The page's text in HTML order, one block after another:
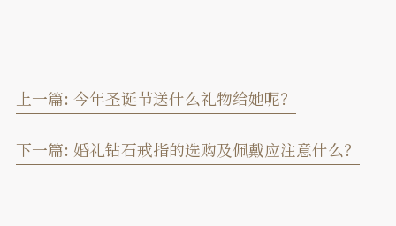
上一篇: 今年圣诞节送什么礼物给她呢？
下一篇: 婚礼钻石戒指的选购及佩戴应注意什么？